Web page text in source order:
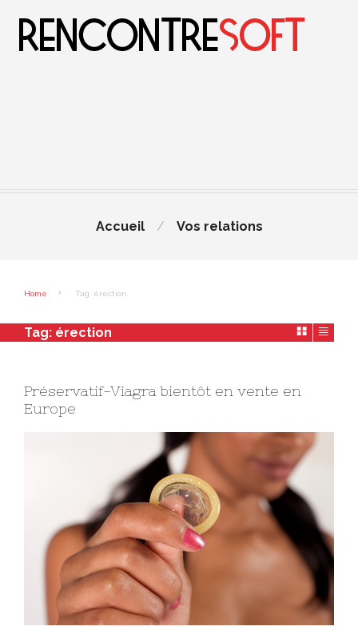
Accueil Vos relations
Home Tag: érection
Tag: érection
Préservatif-Viagra bientôt en vente en
Europe